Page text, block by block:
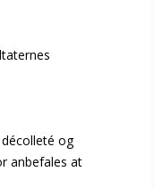
og
anbefales at